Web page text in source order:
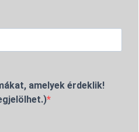
amelyek érdeklik!